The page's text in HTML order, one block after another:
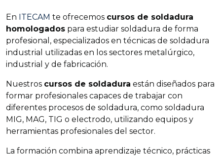
En ITECAM te ofrecemos cursos de soldadura
homologados para estudiar soldadura de forma
profesional, especializados en técnicas de soldadura
industrial utilizadas en los sectores metalúrgico,
industrial y de fabricación.
Nuestros cursos de soldadura están diseñados para
formar profesionales capaces de trabajar con
diferentes procesos de soldadura, como soldadura
MIG, MAG, TIG o electrodo, utilizando equipos y
herramientas profesionales del sector.
La formación combina aprendizaje técnico, prácticas